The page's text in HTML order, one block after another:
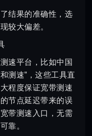
结果的准确性，选
较大偏差。
速平台，比如中国
测速”，这些工具直
程度保证宽带测速
节点延迟带来的误
带测速入口，无需
靠。